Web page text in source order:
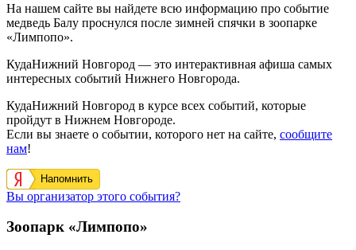
На нашем сайте вы найдете всю информацию про событие
медведь Балу проснулся после зимней спячки в зоопарке
«Лимпопо».
КудаНижний Новгород — это интерактивная афиша самых
интересных событий Нижнего Новгорода.
КудаНижний Новгород в курсе всех событий, которые
пройдут в Нижнем Новгороде.
Если вы знаете о событии, которого нет на сайте, сообщите
нам!
Напомнить
Вы организатор этого события?
Зоопарк «Лимпопо»